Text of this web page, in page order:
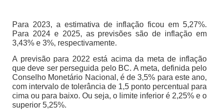
Para 2023, a estimativa de inflação ficou em 5,27%.
Para 2024 e 2025, as previsões são de inflação em
3,43% e 3%, respectivamente.
A previsão para 2022 está acima da meta de inflação
que deve ser perseguida pelo BC. A meta, definida pelo
Conselho Monetário Nacional, é de 3,5% para este ano,
com intervalo de tolerância de 1,5 ponto percentual para
cima ou para baixo. Ou seja, o limite inferior é 2,25% e o
superior 5,25%.